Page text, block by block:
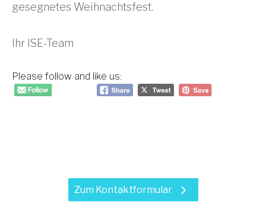
gesegnetes Weihnachtsfest.
Ihr ISE-Team
Please follow and like us:
Zum Kontaktformular